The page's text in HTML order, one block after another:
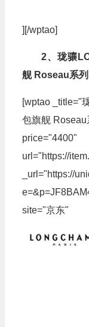
][/wptao]
2、珑骧
舰 Roseau系列
[wptao _title="
包旗舰
price="4400"
url="https://
_url="https://
site="京东"